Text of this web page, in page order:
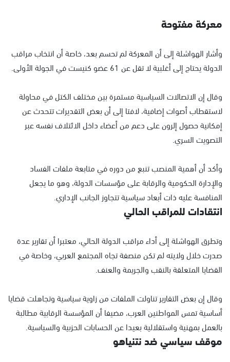
معركة مفتوحة
وأشار الهواشلة إلى أن المعركة لم تحسم بعد، خاصة أن انتخاب مراقب
الدولة يحتاج إلى أغلبية لا تقل عن 61 عضو كنيست في الجولة الأولى.
وقال إن الاتصالات السياسية مستمرة بين مختلف الكتل في محاولة
لاستقطاب أصوات إضافية، لافتا إلى أن بعض التقديرات تتحدث عن
إمكانية حصول إلرون على دعم من أعضاء داخل الائتلاف نفسه عبر
التصويت السري.
وأكد أن أهمية المنصب تنبع من دوره في متابعة ملفات الفساد
والإدارة الحكومية والرقابة على مؤسسات الدولة، وهو ما يجعل
المنافسة عليه ذات أبعاد سياسية تتجاوز الجانب الإداري.
انتقادات للمراقب الحالي
وتطرق الهواشلة إلى أداء مراقب الدولة الحالي، معتبرا أن تقارير عدة
صدرت خلال ولايته لم تكن منصفة تجاه المجتمع العربي، وخاصة في
القضايا المتعلقة بالنقب والجريمة والعنف.
وقال إن بعض التقارير تناولت الملفات من زاوية سياسية وتجاهلت قضايا
أساسية تمس المواطنين العرب، مضيفا أن المؤسسة الرقابية مطالبة
بالعمل بمهنية واستقلالية بعيدا عن الحسابات الحزبية والسياسية.
موقف سياسي ضد نتنياهو